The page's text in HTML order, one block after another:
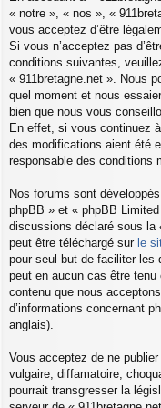
« notre », « nos », «
vous acceptez d’être
Si vous n’acceptez pas
conditions suivantes,
« 911bretagne.net ». Nous
quel moment et nous
bien que nous vous
En effet, si vous continuez
des modifications aient été
responsable des conditions
Nos forums sont
phpBB » et « phpBB
discussions déclaré sous la
peut être téléchargé sur le
pour seul but de faciliter les
peut en aucun cas être
contenu que nous
d’informations concernant
anglais).
Vous acceptez de ne
vulgaire, diffamatoire,
pourrait transgresser la